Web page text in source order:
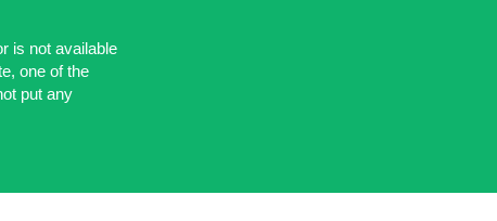
is not available
one of the
put any